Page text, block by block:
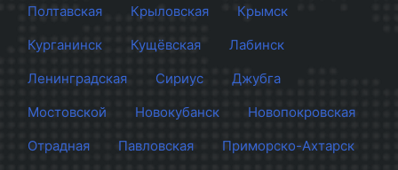
Полтавская
Крыловская
Крымск
Курганинск
Кущёвская
Лабинск
Ленинградская
Сириус
Джубга
Мостовской
Новокубанск
Новопокровская
Отрадная
Павловская
Приморско-Ахтарск